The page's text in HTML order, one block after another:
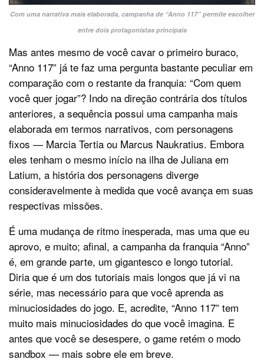
Com uma narrativa mais elaborada, campanha de “Anno 117” permite escolher
entre dois protagonistas principais
Mas antes mesmo de você cavar o primeiro buraco,
“Anno 117” já te faz uma pergunta bastante peculiar em
comparação com o restante da franquia: “Com quem
você quer jogar”? Indo na direção contrária dos títulos
anteriores, a sequência possui uma campanha mais
elaborada em termos narrativos, com personagens
fixos — Marcia Tertia ou Marcus Naukratius. Embora
eles tenham o mesmo início na ilha de Juliana em
Latium, a história dos personagens diverge
consideravelmente à medida que você avança em suas
respectivas missões.
É uma mudança de ritmo inesperada, mas uma que eu
aprovo, e muito; afinal, a campanha da franquia “Anno”
é, em grande parte, um gigantesco e longo tutorial.
Diria que é um dos tutoriais mais longos que já vi na
série, mas necessário para que você aprenda as
minuciosidades do jogo. E, acredite, “Anno 117” tem
muito mais minuciosidades do que você imagina. E
antes que você se desespere, o game retém o modo
sandbox — mais sobre ele em breve.